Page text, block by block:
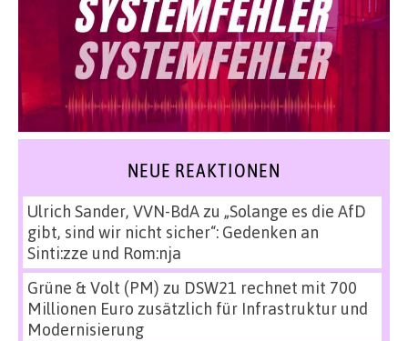
NEUE REAKTIONEN
Ulrich Sander, VVN-BdAzu „Solange es die AfD
gibt, sind wir nicht sicher“: Gedenken an
Sinti:zze und Rom:nja
Grüne & Volt (PM) zu DSW21 rechnet mit 700
Millionen Euro zusätzlich für Infrastruktur und
Modernisierung